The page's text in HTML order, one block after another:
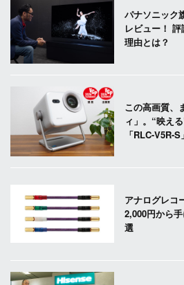
パナソニック
レビュー！
理由とは？
この高画質、
ィ」。“映え
「RLC-V5R-
アナログレコ
2,000円から
選